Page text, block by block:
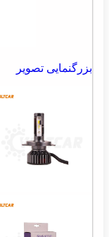
بزرگنمایی تصویر